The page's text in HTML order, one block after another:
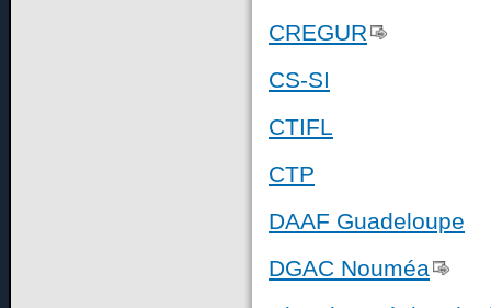
CREGUR
CS-SI
CTIFL
CTP
DAAF Guadeloupe
DGAC Nouméa